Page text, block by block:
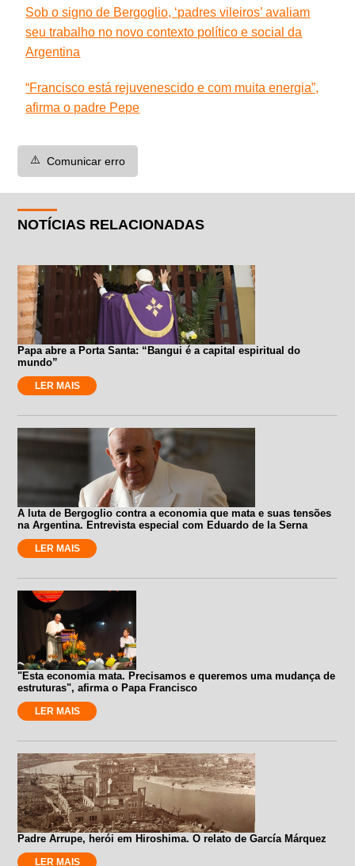
Sob o signo de Bergoglio, ‘padres vileiros’ avaliam
seu trabalho no novo contexto político e social da
Argentina
“Francisco está rejuvenescido e com muita energia”,
afirma o padre Pepe
⚠️ Comunicar erro
NOTÍCIAS RELACIONADAS
Papa abre a Porta Santa: “Bangui é a capital espiritual do
mundo”
LER MAIS
A luta de Bergoglio contra a economia que mata e suas tensões
na Argentina. Entrevista especial com Eduardo de la Serna
LER MAIS
"Esta economia mata. Precisamos e queremos uma mudança de
estruturas", afirma o Papa Francisco
LER MAIS
Padre Arrupe, herói em Hiroshima. O relato de García Márquez
LER MAIS